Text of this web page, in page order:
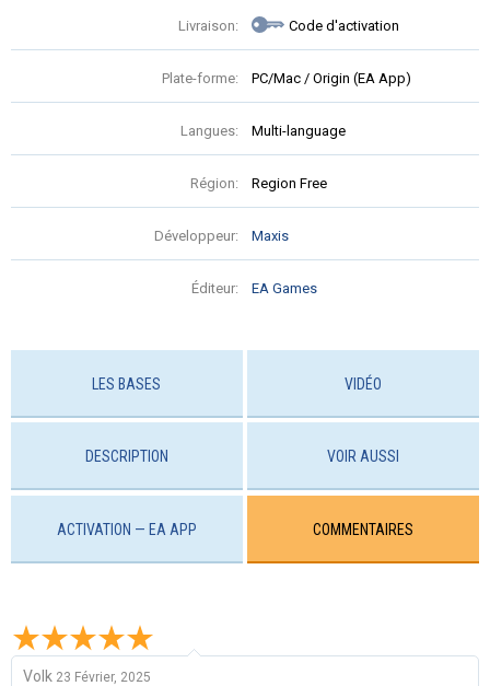
Livraison: Code d'activation
Plate-forme: PC/Mac / Origin (EA App)
Langues: Multi-language
Région: Region Free
Développeur: Maxis
Éditeur: EA Games
LES BASES VIDÉO
DESCRIPTION VOIR AUSSI
ACTIVATION — EA APP COMMENTAIRES
Volk 23 Février, 2025